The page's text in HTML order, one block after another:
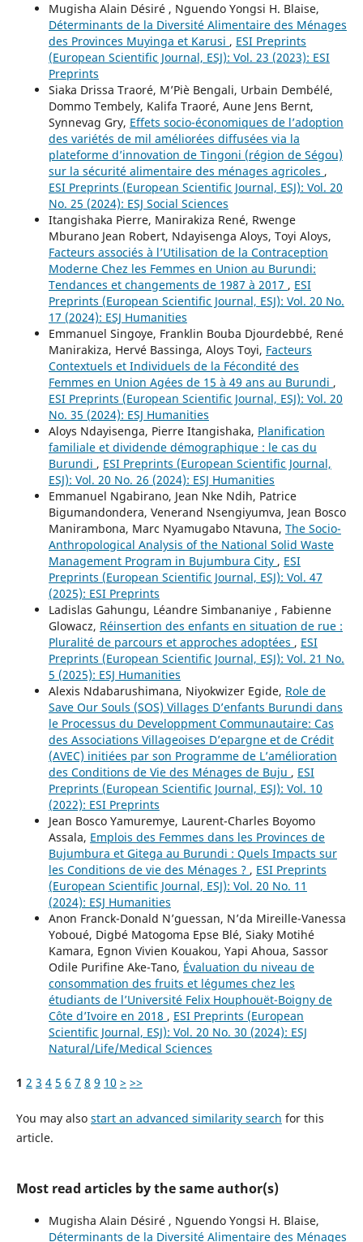
Mugisha Alain Désiré , Nguendo Yongsi H. Blaise,
Déterminants de la Diversité Alimentaire des Ménages
des Provinces Muyinga et Karusi , ESI Preprints
(European Scientific Journal, ESJ): Vol. 23 (2023): ESI
Preprints
Siaka Drissa Traoré, M’Piè Bengali, Urbain Dembélé,
Dommo Tembely, Kalifa Traoré, Aune Jens Bernt,
Synnevag Gry, Effets socio-économiques de l’adoption
des variétés de mil améliorées diffusées via la
plateforme d’innovation de Tingoni (région de Ségou)
sur la sécurité alimentaire des ménages agricoles ,
ESI Preprints (European Scientific Journal, ESJ): Vol. 20
No. 25 (2024): ESJ Social Sciences
Itangishaka Pierre, Manirakiza René, Rwenge
Mburano Jean Robert, Ndayisenga Aloys, Toyi Aloys,
Facteurs associés à l’Utilisation de la Contraception
Moderne Chez les Femmes en Union au Burundi:
Tendances et changements de 1987 à 2017 , ESI
Preprints (European Scientific Journal, ESJ): Vol. 20 No.
17 (2024): ESJ Humanities
Emmanuel Singoye, Franklin Bouba Djourdebbé, René
Manirakiza, Hervé Bassinga, Aloys Toyi, Facteurs
Contextuels et Individuels de la Fécondité des
Femmes en Union Agées de 15 à 49 ans au Burundi ,
ESI Preprints (European Scientific Journal, ESJ): Vol. 20
No. 35 (2024): ESJ Humanities
Aloys Ndayisenga, Pierre Itangishaka, Planification
familiale et dividende démographique : le cas du
Burundi , ESI Preprints (European Scientific Journal,
ESJ): Vol. 20 No. 26 (2024): ESJ Humanities
Emmanuel Ngabirano, Jean Nke Ndih, Patrice
Bigumandondera, Venerand Nsengiyumva, Jean Bosco
Manirambona, Marc Nyamugabo Ntavuna, The Socio-
Anthropological Analysis of the National Solid Waste
Management Program in Bujumbura City , ESI
Preprints (European Scientific Journal, ESJ): Vol. 47
(2025): ESI Preprints
Ladislas Gahungu, Léandre Simbananiye , Fabienne
Glowacz, Réinsertion des enfants en situation de rue :
Pluralité de parcours et approches adoptées , ESI
Preprints (European Scientific Journal, ESJ): Vol. 21 No.
5 (2025): ESJ Humanities
Alexis Ndabarushimana, Niyokwizer Egide, Role de
Save Our Souls (SOS) Villages D’enfants Burundi dans
le Processus du Developpment Communautaire: Cas
des Associations Villageoises D’epargne et de Crédit
(AVEC) initiées par son Programme de L’amélioration
des Conditions de Vie des Ménages de Buju , ESI
Preprints (European Scientific Journal, ESJ): Vol. 10
(2022): ESI Preprints
Jean Bosco Yamuremye, Laurent-Charles Boyomo
Assala, Emplois des Femmes dans les Provinces de
Bujumbura et Gitega au Burundi : Quels Impacts sur
les Conditions de vie des Ménages ? , ESI Preprints
(European Scientific Journal, ESJ): Vol. 20 No. 11
(2024): ESJ Humanities
Anon Franck-Donald N’guessan, N’da Mireille-Vanessa
Yoboué, Digbé Matogoma Epse Blé, Siaky Motihé
Kamara, Egnon Vivien Kouakou, Yapi Ahoua, Sassor
Odile Purifine Ake-Tano, Évaluation du niveau de
consommation des fruits et légumes chez les
étudiants de l’Université Felix Houphouët-Boigny de
Côte d’Ivoire en 2018 , ESI Preprints (European
Scientific Journal, ESJ): Vol. 20 No. 30 (2024): ESJ
Natural/Life/Medical Sciences
1 2 3 4 5 6 7 8 9 10 > >>
You may also start an advanced similarity search for this
article.
Most read articles by the same author(s)
Mugisha Alain Désiré , Nguendo Yongsi H. Blaise,
Déterminants de la Diversité Alimentaire des Ménages